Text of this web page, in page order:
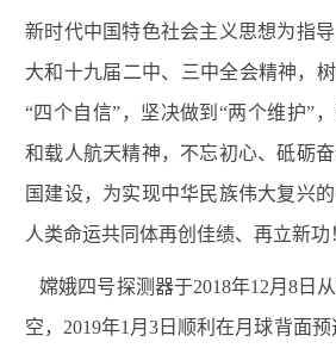
新时代中国特色社会主义思想为指
大和十九届二中、三中全会精神，
“四个自信”，坚决做到“两个维护”
和载人航天精神，不忘初心、砥砺
国建设，为实现中华民族伟大复兴
人类命运共同体再创佳绩、再立新功
嫦娥四号探测器于2018年12月8日
空，2019年1月3日顺利在月球背面